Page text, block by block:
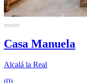
Casa Manuela
Alcalá la Real
(0)